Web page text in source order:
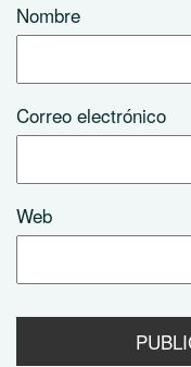
Nombre
Correo electrónico
Web